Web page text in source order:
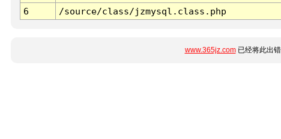
6
/source/class/jzmysql.class.php
www.365jz.com已经将此出